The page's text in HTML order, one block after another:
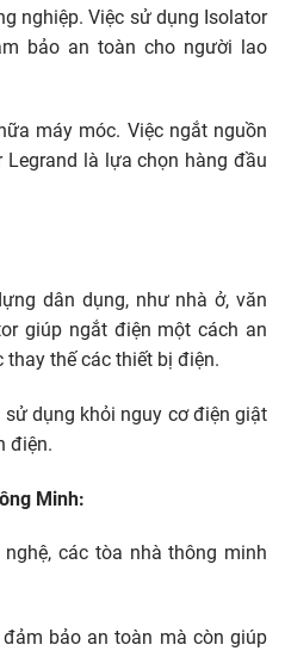
nghiệp. Việc sử dụng Isolator
bảo an toàn cho người lao
máy móc. Việc ngắt nguồn
là lựa chọn hàng đầu
dân dụng, như nhà ở, văn
giúp ngắt điện một cách an
thế các thiết bị điện.
dụng khỏi nguy cơ điện giật
điện.
Minh:
các tòa nhà thông minh
bảo an toàn mà còn giúp